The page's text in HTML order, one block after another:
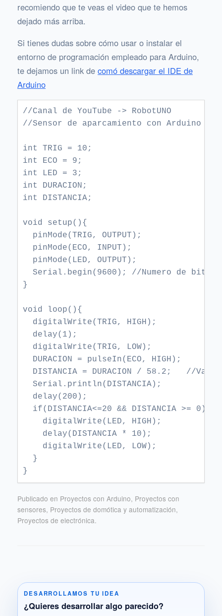
recomiendo que te veas el video que te hemos
dejado más arriba.
Si tienes dudas sobre cómo usar o instalar el
entorno de programación empleado para Arduino,
te dejamos un link de comó descargar el IDE de
Arduino
//Canal de YouTube -> RobotUNO
//Sensor de aparcamiento con Arduino
int TRIG = 10;
int ECO = 9;
int LED = 3;
int DURACION;
int DISTANCIA;
void setup(){
  pinMode(TRIG, OUTPUT);
  pinMode(ECO, INPUT);
  pinMode(LED, OUTPUT);
Serial.begin(9600); //Numero de bits
}
void loop(){
  digitalWrite(TRIG, HIGH);
  delay(1);
  digitalWrite(TRIG, LOW);
  DURACION = pulseIn(ECO, HIGH);
DISTANCIA = DURACION / 58.2;   //
  Serial.println(DISTANCIA);
  delay(200);
  if(DISTANCIA<=20 && DISTANCIA >= 0){
    digitalWrite(LED, HIGH);
    delay(DISTANCIA * 10);
    digitalWrite(LED, LOW);
  }
}
Publicado en Proyectos con Arduino, Proyectos con
sensores, Proyectos de domótica y automatización,
Proyectos de electrónica.
DESARROLLAMOS TU IDEA
¿Quieres desarrollar algo parecido?